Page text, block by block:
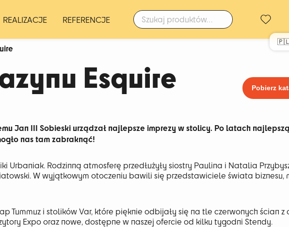
Szukaj:
REALIZACJE REFERENCJE
🇵🇱
Esquire Pobierz
Jan III Sobieski urządzał najlepsze imprezy w stolicy. Po latach
nas tam zabraknąć!
Urbaniak. Rodzinną atmosferę przedłużyły siostry Paulina i Natalia
W wyjątkowym otoczeniu bawili się przedstawiciele świata biznesu,
Tummuz i stolików Var, które pięknie odbijały się na tle czerwonych ścian z
Expo oraz nowe, dostępne w naszej ofercie od kilku tygodni Stendy.